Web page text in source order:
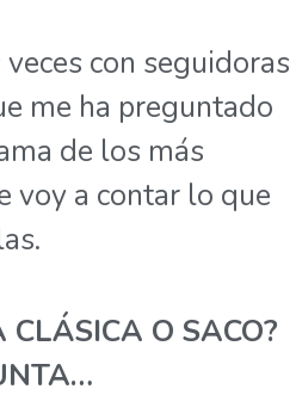
con seguidoras
me ha preguntado
de los más
voy a contar lo que
O SACO?